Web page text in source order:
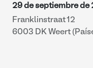
29 de septiembre de
Franklinstraat 12
6003 DK Weert